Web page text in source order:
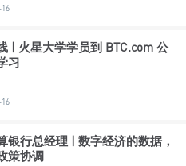
| 火星大学学员到 BTC.com 公
习
银行总经理 | 数字经济的数据，
策协调